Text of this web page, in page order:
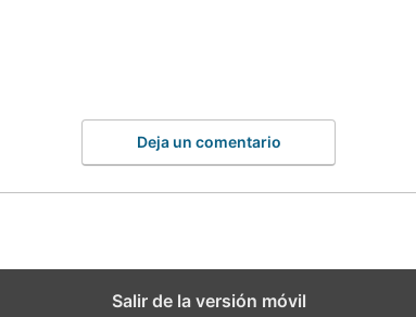
Deja un comentario
Salir de la versión móvil